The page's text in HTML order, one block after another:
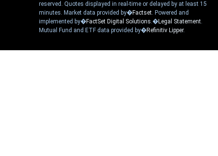
reserved. Quotes displayed in real-time or delayed by at least 15
minutes. Market data provided by�Factset. Powered and
implemented by�FactSet Digital Solutions.�Legal Statement.
Mutual Fund and ETF data provided by�Refinitiv Lipper.